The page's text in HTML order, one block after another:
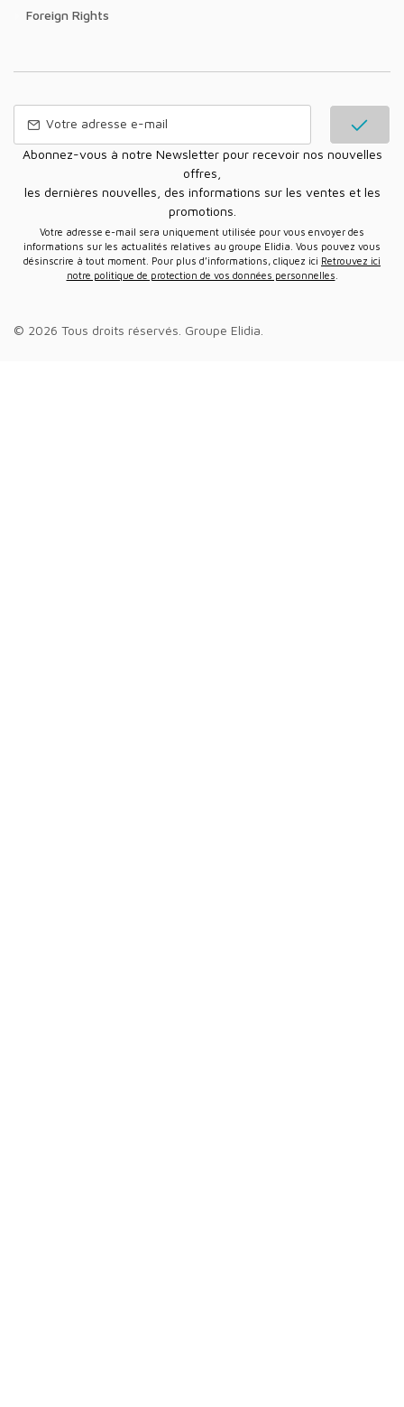
Foreign Rights
Abonnez-vous à notre Newsletter pour recevoir nos nouvelles
offres,
les dernières nouvelles, des informations sur les ventes et les
promotions.
Votre adresse e-mail sera uniquement utilisée pour vous envoyer des
informations sur les actualités relatives au groupe Elidia. Vous pouvez vous
désinscrire à tout moment. Pour plus d’informations, cliquez ici Retrouvez ici
notre politique de protection de vos données personnelles
© 2026 Tous droits réservés. Groupe Elidia.